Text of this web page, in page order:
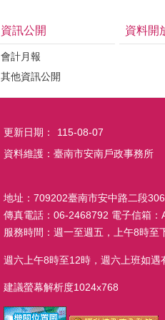
資訊公開
會計月報
其他資訊公開
資料開
更新日期：
115-08-07
資料維護：臺南市安南戶政事務所
地址：709202臺南市安中路二段
傳真電話：06-2468792 電子信箱
服務時間：週一至週五，上午8時至
週六上午8時至12時，週六上班如遇
建議螢幕解析度1024x768